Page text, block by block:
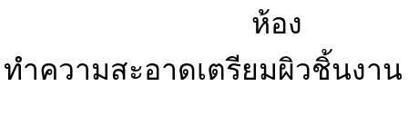
ห้อง
ทำความสะอาดเตรียมผิวชิ้นงาน